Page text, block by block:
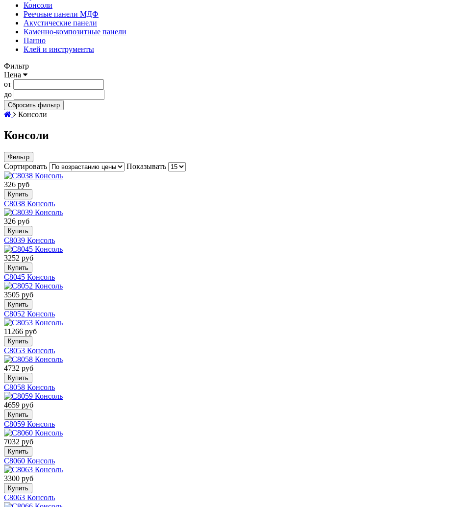
Консоли
Реечные панели МДФ
Акустические панели
Каменно-композитные панели
Панно
Клей и инструменты
Фильтр
Цена
от
до
Сбросить фильтр
Консоли
Консоли
Фильтр
Сортировать Показывать
326 руб
Купить
C8038 Консоль
326 руб
Купить
C8039 Консоль
3252 руб
Купить
C8045 Консоль
3505 руб
Купить
C8052 Консоль
11266 руб
Купить
C8053 Консоль
4732 руб
Купить
C8058 Консоль
4659 руб
Купить
C8059 Консоль
7032 руб
Купить
C8060 Консоль
3300 руб
Купить
C8063 Консоль